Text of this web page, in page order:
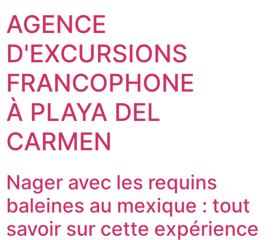
AGENCE
D'EXCURSIONS
FRANCOPHONE
À PLAYA DEL
CARMEN
Nager avec les requins
baleines au mexique : tout
savoir sur cette expérience